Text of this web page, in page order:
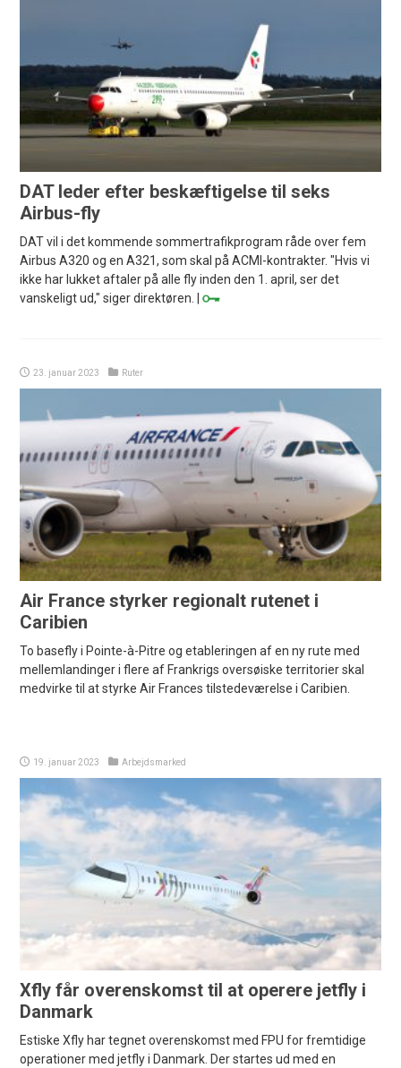
DAT leder efter beskæftigelse til seks
Airbus-fly
DAT vil i det kommende sommertrafikprogram råde over fem
Airbus A320 og en A321, som skal på ACMI-kontrakter. "Hvis vi
ikke har lukket aftaler på alle fly inden den 1. april, ser det
vanskeligt ud," siger direktøren. |
23. januar 2023 Ruter
Air France styrker regionalt rutenet i
Caribien
To basefly i Pointe-à-Pitre og etableringen af en ny rute med
mellemlandinger i flere af Frankrigs oversøiske territorier skal
medvirke til at styrke Air Frances tilstedeværelse i Caribien.
19. januar 2023 Arbejdsmarked
Xfly får overenskomst til at operere jetfly i
Danmark
Estiske Xfly har tegnet overenskomst med FPU for fremtidige
operationer med jetfly i Danmark. Der startes ud med en